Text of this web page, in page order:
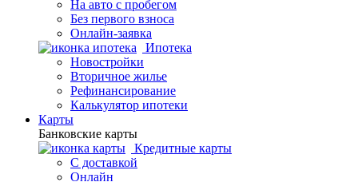
На авто с пробегом
Без первого взноса
Онлайн-заявка
Ипотека
Новостройки
Вторичное жилье
Рефинансирование
Калькулятор ипотеки
Карты
Банковские карты
Кредитные карты
С доставкой
Онлайн